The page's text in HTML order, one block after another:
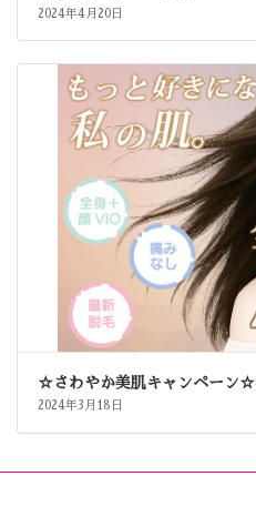
2024年4月20日
☆さわやか美肌キャンペーン☆
2024年3月18日